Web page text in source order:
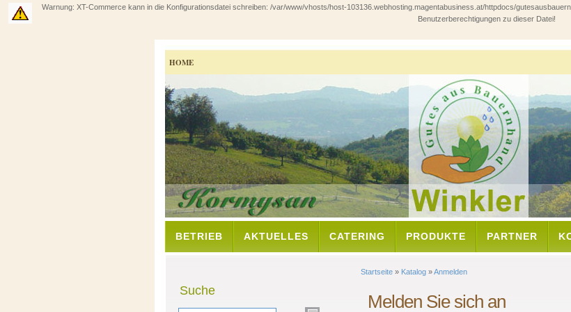
Warnung: XT-Commerce kann in die Konfigurationsdatei schreiben: /var/www/vhosts/host-103136.webhosting.magentabusiness.at/httpdocs/
Benutzerberechtigungen zu dieser Datei!
HOME
BETRIEB AKTUELLES CATERING PRODUKTE PARTNER
Startseite » Katalog »Anmelden
Melden Sie sich an
Suche